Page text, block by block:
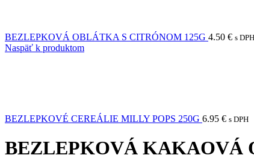
BEZLEPKOVÁ OBLÁTKA S CITRÓNOM 125G 4.50 € s DPH
Naspäť k produktom
BEZLEPKOVÉ CEREÁLIE MILLY POPS 250G 6.95 € s DPH
BEZLEPKOVÁ KAKAOVÁ